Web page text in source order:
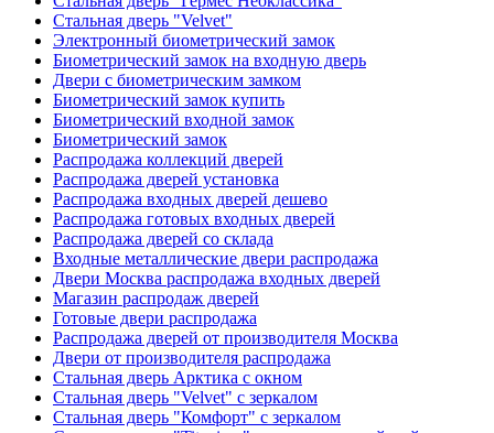
Стальная дверь "Velvet"
Электронный биометрический замок
Биометрический замок на входную дверь
Двери с биометрическим замком
Биометрический замок купить
Биометрический входной замок
Биометрический замок
Распродажа коллекций дверей
Распродажа дверей установка
Распродажа входных дверей дешево
Распродажа готовых входных дверей
Распродажа дверей со склада
Входные металлические двери распродажа
Двери Москва распродажа входных дверей
Магазин распродаж дверей
Готовые двери распродажа
Распродажа дверей от производителя Москва
Двери от производителя распродажа
Стальная дверь Арктика с окном
Стальная дверь "Velvet" с зеркалом
Стальная дверь "Комфорт" с зеркалом